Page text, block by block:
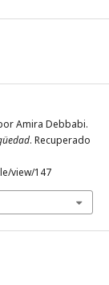
Amira Debbabi.
. Recuperado
view/147